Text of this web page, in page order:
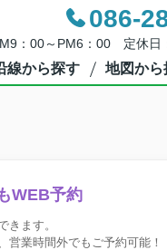
086-
：00～PM6：00 定休日
線から探す 地図から
WEB予約
きます。
営業時間外でもご予約可能！